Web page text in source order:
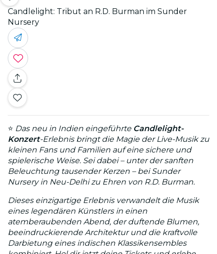
Candlelight: Tribut an R.D. Burman im Sunder
Nursery
⭐ Das neu in Indien eingeführte Candlelight-
Konzert-Erlebnis bringt die Magie der Live-Musik zu
kleinen Fans und Familien auf eine sichere und
spielerische Weise. Sei dabei – unter der sanften
Beleuchtung tausender Kerzen – bei Sunder
Nursery in Neu-Delhi zu Ehren von R.D. Burman.
Dieses einzigartige Erlebnis verwandelt die Musik
eines legendären Künstlers in einen
atemberaubenden Abend, der duftende Blumen,
beeindruckierende Architektur und die kraftvolle
Darbietung eines indischen Klassikensembles